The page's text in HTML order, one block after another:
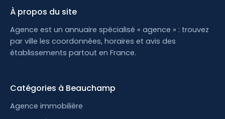
À propos du site
Agence est un annuaire spécialisé « agence » : trouvez
par ville les coordonnées, horaires et avis des
établissements partout en France.
Catégories à Beauchamp
Agence immobilière